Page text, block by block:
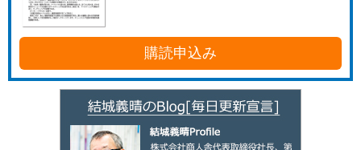
購読申込み